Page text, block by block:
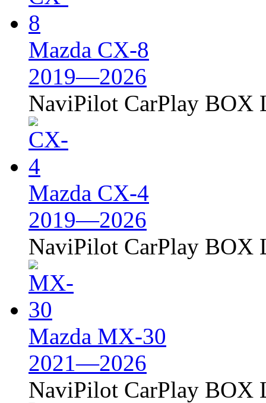
Mazda CX-8
2019—2026
NaviPilot CarPlay BOX
Mazda CX-4
2019—2026
NaviPilot CarPlay BOX
Mazda MX-30
2021—2026
NaviPilot CarPlay BOX